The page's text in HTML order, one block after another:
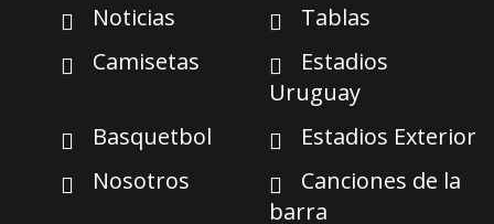
Noticias
Tablas
Camisetas
Estadios
Uruguay
Basquetbol
Estadios Exterior
Nosotros
Canciones de la
barra